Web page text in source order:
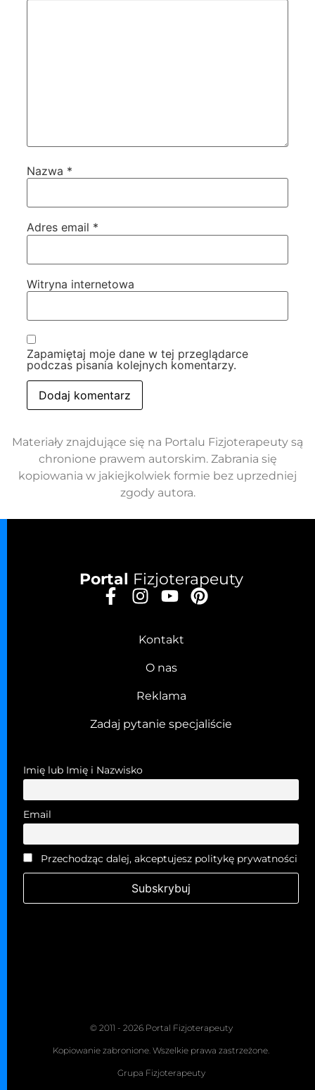
Nazwa *
Adres email *
Witryna internetowa
Zapamiętaj moje dane w tej przeglądarce
podczas pisania kolejnych komentarzy.
Materiały znajdujące się na Portalu Fizjoterapeuty są
chronione prawem autorskim. Zabrania się
kopiowania w jakiejkolwiek formie bez uprzedniej
zgody autora.
Portal Fizjoterapeuty
Kontakt
O nas
Reklama
Zadaj pytanie specjaliście
Imię lub Imię i Nazwisko
Email
Przechodząc dalej, akceptujesz politykę prywatności
© 2011 - 2026 Portal Fizjoterapeuty
Kopiowanie zabronione. Wszelkie prawa zastrzeżone.
Grupa Fizjoterapeuty